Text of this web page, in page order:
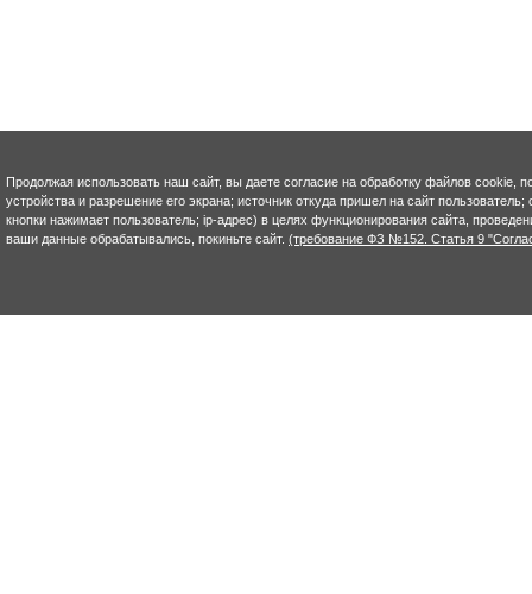
Продолжая использовать наш сайт, вы даете согласие на обработку файлов cookie,
устройства и разрешение его экрана; источник откуда пришел на сайт
кнопки нажимает пользователь; ip-адрес) в целях функционирования сайта,
ваши данные обрабатывались, покиньте сайт. (требование ФЗ №152. Статья 9